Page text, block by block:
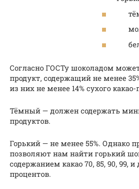
Согласно ГОСТу шоколадом
продукт, содержащий не менее
из них не менее 14% сухого
Тёмный — должен содержать
продуктов.
Горький — не менее 55%. Однако
позволяют нам найти горький
содержанием какао 70, 85, 90, 99, и
процентов.